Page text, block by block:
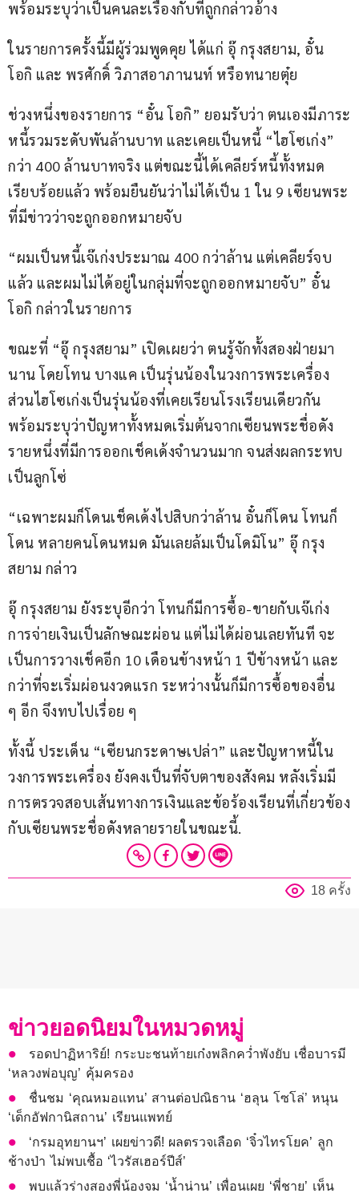
พร้อมระบุว่าเป็นคนละเรื่องกับที่ถูกกล่าวอ้าง
ในรายการครั้งนี้มีผู้ร่วมพูดคุย ได้แก่ อุ๊ กรุงสยาม, อั๋น
โอกิ และ พรศักดิ์ วิภาสอาภานนท์ หรือทนายตุ๋ย
ช่วงหนึ่งของรายการ “อั๋น โอกิ” ยอมรับว่า ตนเองมีภาระ
หนี้รวมระดับพันล้านบาท และเคยเป็นหนี้ “ไฮโซเก่ง”
กว่า 400 ล้านบาทจริง แต่ขณะนี้ได้เคลียร์หนี้ทั้งหมด
เรียบร้อยแล้ว พร้อมยืนยันว่าไม่ได้เป็น 1 ใน 9 เซียนพระ
ที่มีข่าวว่าจะถูกออกหมายจับ
“ผมเป็นหนี้เจ๊เก่งประมาณ 400 กว่าล้าน แต่เคลียร์จบ
แล้ว และผมไม่ได้อยู่ในกลุ่มที่จะถูกออกหมายจับ” อั๋น
โอกิ กล่าวในรายการ
ขณะที่ “อุ๊ กรุงสยาม” เปิดเผยว่า ตนรู้จักทั้งสองฝ่ายมา
นาน โดยโทน บางแค เป็นรุ่นน้องในวงการพระเครื่อง
ส่วนไฮโซเก่งเป็นรุ่นน้องที่เคยเรียนโรงเรียนเดียวกัน
พร้อมระบุว่าปัญหาทั้งหมดเริ่มต้นจากเซียนพระชื่อดัง
รายหนึ่งที่มีการออกเช็คเด้งจำนวนมาก จนส่งผลกระทบ
เป็นลูกโซ่
“เฉพาะผมก็โดนเช็คเด้งไปสิบกว่าล้าน อั๋นก็โดน โทนก็
โดน หลายคนโดนหมด มันเลยล้มเป็นโดมิโน” อุ๊ กรุง
สยาม กล่าว
อุ๊ กรุงสยาม ยังระบุอีกว่า โทนก็มีการซื้อ-ขายกับเจ๊เก่ง
การจ่ายเงินเป็นลักษณะผ่อน แต่ไม่ได้ผ่อนเลยทันที จะ
เป็นการวางเช็คอีก 10 เดือนข้างหน้า 1 ปีข้างหน้า และ
กว่าที่จะเริ่มผ่อนงวดแรก ระหว่างนั้นก็มีการซื้อของอื่น
ๆ อีก จึงทบไปเรื่อย ๆ
ทั้งนี้ ประเด็น “เซียนกระดาษเปล่า” และปัญหาหนี้ใน
วงการพระเครื่อง ยังคงเป็นที่จับตาของสังคม หลังเริ่มมี
การตรวจสอบเส้นทางการเงินและข้อร้องเรียนที่เกี่ยวข้อง
กับเซียนพระชื่อดังหลายรายในขณะนี้.
18 ครั้ง
ข่าวยอดนิยมในหมวดหมู่
รอดปาฏิหาริย์! กระบะชนท้ายเก๋งพลิกคว่ำพังยับ เชื่อบารมี
‘หลวงพ่อบุญ’ คุ้มครอง
ชื่นชม ‘คุณหมอแทน’ สานต่อปณิธาน ‘ฮลุน โซโล่’ หนุน
‘เด็กอัฟกานิสถาน’ เรียนแพทย์
‘กรมอุทยานฯ’ เผยข่าวดี! ผลตรวจเลือด ‘จิ๋วไทรโยค’ ลูก
ช้างป่า ไม่พบเชื้อ ‘ไวรัสเฮอร์ปีส์’
พบแล้วร่างสองพี่น้องจม ‘น้ำน่าน’ เพื่อนเผย ‘พี่ชาย’ เห็น